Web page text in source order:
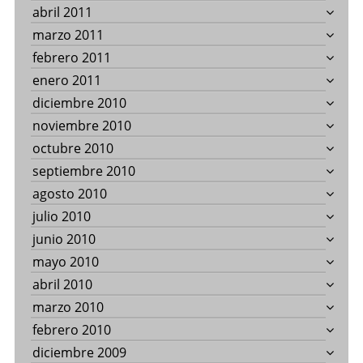
abril 2011
marzo 2011
febrero 2011
enero 2011
diciembre 2010
noviembre 2010
octubre 2010
septiembre 2010
agosto 2010
julio 2010
junio 2010
mayo 2010
abril 2010
marzo 2010
febrero 2010
diciembre 2009